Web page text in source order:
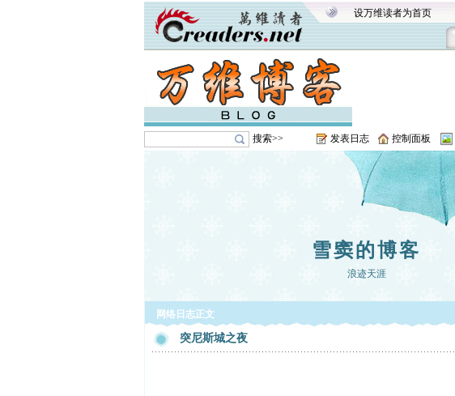
设万维读者为首页
搜索>> 发表日志 控制面板
雪窦的博客
浪迹天涯
网络日志正文
突尼斯城之夜